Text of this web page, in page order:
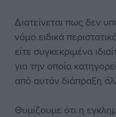
Διατείνεται πως δεν
νόμο ειδικά
είτε συγκεκριμένα
για την οποία
από αυτόν διάπραξη
Θυμίζουμε ότι η